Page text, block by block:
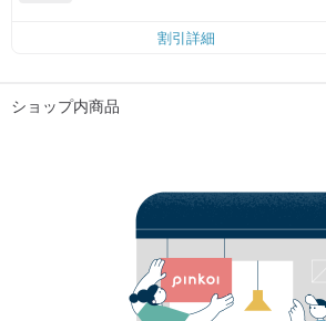
割引詳細
ショップ内商品